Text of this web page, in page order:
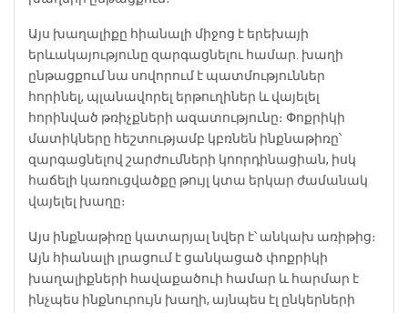
Այս խաղալիքը հիանալի միջոց է երեխայի
երևակայությունը զարգացնելու համար. խաղի
ընթացքում նա սովորում է պատմություններ
հորինել, պլանավորել երթուղիներ և վայելել
հորինված թռիչքների ազատությունը։ Փոքրիկի
մատիկները հեշտությամբ կբռնեն ինքնաթիռը՝
զարգացնելով շարժումների կոորդինացիան, իսկ
հաճելի կառուցվածքը թույլ կտա երկար ժամանակ
վայելել խաղը։
Այս ինքնաթիռը կատարյալ նվեր է՝ անկախ առիթից։
Այն հիանալի լրացում է ցանկացած փոքրիկի
խաղալիքների հավաքածուի համար և հարմար է
ինչպես ինքնուրույն խաղի, այնպես էլ ընկերների